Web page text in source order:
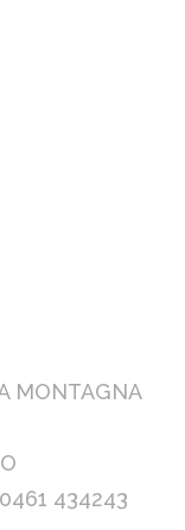
MONTAGNA
434243